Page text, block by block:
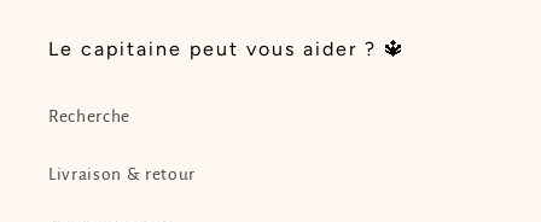
Le capitaine peut vous aider ? 🔱
Recherche
Livraison & retour